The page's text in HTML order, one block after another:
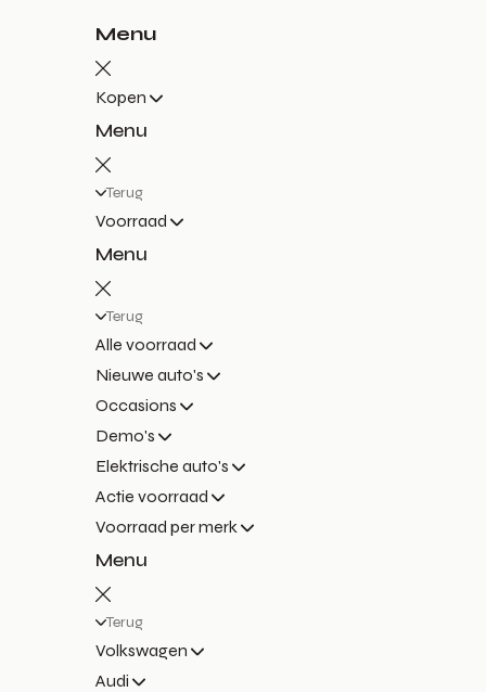
Menu
Kopen
Menu
Terug
Voorraad
Menu
Terug
Alle voorraad
Nieuwe auto's
Occasions
Demo's
Elektrische auto's
Actie voorraad
Voorraad per merk
Menu
Terug
Volkswagen
Audi